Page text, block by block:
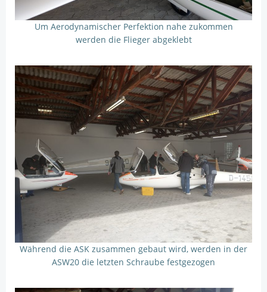
Um Aerodynamischer Perfektion nahe zukommen
werden die Flieger abgeklebt
Während die ASK zusammen gebaut wird, werden in der
ASW20 die letzten Schraube festgezogen